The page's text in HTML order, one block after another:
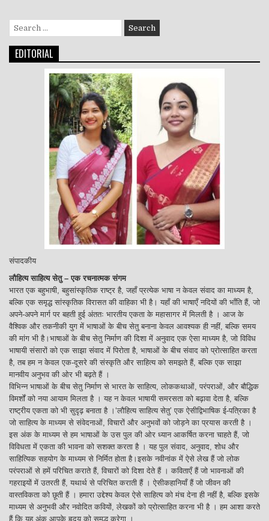
Search
for:
EDITORIAL
संपादकीय
लौहित्य साहित्य सेतु – एक रचनात्मक संगम
भारत एक बहुभाषी, बहुसांस्कृतिक राष्ट्र है, जहाँ प्रत्येक भाषा न केवल संवाद का माध्यम है,
बल्कि एक समृद्ध सांस्कृतिक विरासत की वाहिका भी है। यहाँ की भाषाएँ नदियों की भाँति हैं, जो
अपने-अपने मार्ग पर बहती हुई अंततः भारतीय एकता के महासागर में मिलती है । आज के
वैश्विक और तकनीकी युग में भाषाओं के बीच सेतु बनाना केवल आवश्यक ही नहीं, बल्कि समय
की मांग भी है।भाषाओं के बीच सेतु निर्माण की दिशा में अनुवाद एक ऐसा माध्यम है, जो विविध
भाषायी संसारों को एक साझा संवाद में पिरोता है, भाषाओं के बीच संवाद को प्रोत्साहित करता
है, तब हम न केवल एक-दूसरे की संस्कृति और साहित्य को समझते हैं, बल्कि एक साझा
मानवीय अनुभव की ओर भी बढ़ते हैं ।
विभिन्न भाषाओं के बीच सेतु निर्माण से भारत के साहित्य, लोककथाओं, परंपराओं, और बौद्धिक
विमर्शों को नया आयाम मिलता है । यह न केवल भाषायी समरसता को बढ़ावा देता है, बल्कि
राष्ट्रीय एकता को भी सुदृढ़ बनाता है ।‘लौहित्य साहित्य सेतु’ एक ऐसीद्विभाषिक ई-पत्रिका है
जो साहित्य के माध्यम से संवेदनाओं, विचारों और अनुभवों को जोड़ने का प्रयास करती है ।
इस अंक के माध्यम से हम भाषाओं के उस पुल की ओर ध्यान आकर्षित करना चाहते हैं, जो
विविधता में एकता की भावना को सशक्त करता है । यह पुल संवाद, अनुवाद, शोध और
साहित्यिक सहयोग के माध्यम से निर्मित होता है।इसके नवीनांक में ऐसे लेख हैं जो लोक
परंपराओं से हमें परिचित कराते हैं, विचारों को दिशा देते हैं । कविताएँ हैं जो भावनाओं की
गहराइयों में उतरती हैं, यथार्थ से परिचित कराती हैं । ऐसीकहानियाँ हैं जो जीवन की
वास्तविकता को छूती हैं । हमारा उद्देश्य केवल ऐसे साहित्य को मंच देना ही नहीं है, बल्कि इसके
माध्यम से अनुभवी और नवोदित कवियों, लेखकों को प्रोत्साहित करना भी है । हम आशा करते
हैं कि यह अंक आपके हृदय को समृद्ध करेगा ।